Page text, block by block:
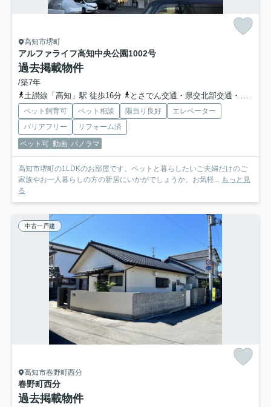
高知市堺町
アルファライフ高知中央公園1002号
過去掲載物件
/築7年
土讃線「高知」駅 徒歩16分
とさでん交通・県交北部交通・高知東部交通「堺町」バス停下車 徒歩4分
ペット飼育可 ペット相談 陽当り良好
エレベーター
バリアフリー
リフォーム済
ペット可 動画 パノラマ
高知市堺町の1LDKのお部屋です。ペットと暮らしたいご夫婦だけのご
家族やお一人暮らしの方の新居にいかがでしょうか。お気軽... もっと見
る
中古一戸建
高知市春野町西分
春野町西分
過去掲載物件